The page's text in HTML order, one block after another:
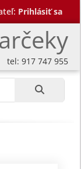
Prihlásiť sa
917 747 955